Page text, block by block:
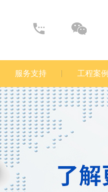
服务支持 工程案例